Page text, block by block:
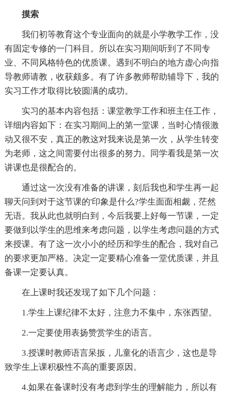
摸索
我们初等教育这个专业面向的就是小学教学工作，没
有固定专修的一门科目。所以在实习期间听到了不同专
业、不同风格特色的优质课。遇到不明白的地方虚心向指
导教师请教，收获颇多。有了许多教师帮助辅导下，我的
实习工作才取得比较圆满的成功。
实习的基本内容包括：课堂教学工作和班主任工作，
详细内容如下：在实习期间上的第一堂课，当时心情很激
动又很不安，真正的教这对我来说是第一次，从学生转变
为老师，这之间需要付出很多的努力。同学看我是第一次
讲课也是很配合的。
通过这一次没有准备的讲课，刻后我也和学生再一起
聊天问到对于这节课的'印象是什么?学生面面相觑，茫然
无语。我从此也就明白到，今后我要上好每一节课，一定
要做到以学生的思维来考虑问题，以学生考虑问题的方式
来授课。有了这一次小小的经历和学生的配合，我对自己
的要求更加严格。决定一定要精心准备一堂优质课，并且
备课一定要认真。
在上课时我还发现了如下几个问题：
1.学生上课纪律不太好，注意力不集中，东张西望。
2.一定要使用表扬赞赏学生的语言。
3.授课时教师语言呆扳，儿童化的语言少，这也是导
致学生上课积极性不高的重要原因。
4.如果在备课时没有考虑到学生的理解能力，所以有